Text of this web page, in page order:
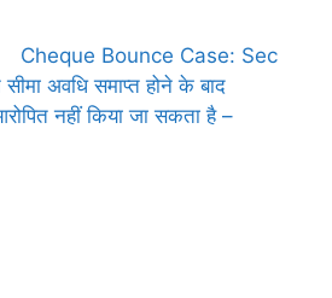
Cheque Bounce Case: Sec
अवधि समाप्त होने के बाद
नहीं किया जा सकता है –